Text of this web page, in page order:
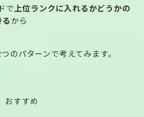
で上位ランクに入れるかどうかの
から
のパターンで考えてみます。
すすめ